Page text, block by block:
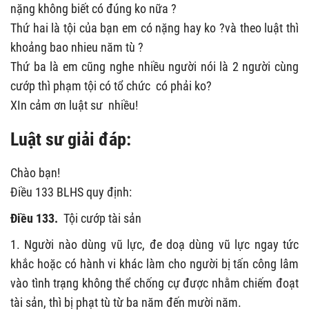
nặng không biết có đúng ko nữa ?
Thứ hai là tội của bạn em có nặng hay ko ?và theo luật thì
khoảng bao nhieu năm tù ?
Thứ ba là em cũng nghe nhiều người nói là 2 người cùng
cướp thì phạm tội có tổ chức có phải ko?
XIn cảm ơn luật sư nhiều!
Luật sư giải đáp:
Chào bạn!
Điều 133 BLHS quy định:
Điều 133. Tội cướp tài sản
1. Người nào dùng vũ lực, đe doạ dùng vũ lực ngay tức
khắc hoặc có hành vi khác làm cho người bị tấn công lâm
vào tình trạng không thể chống cự được nhằm chiếm đoạt
tài sản, thì bị phạt tù từ ba năm đến mười năm.